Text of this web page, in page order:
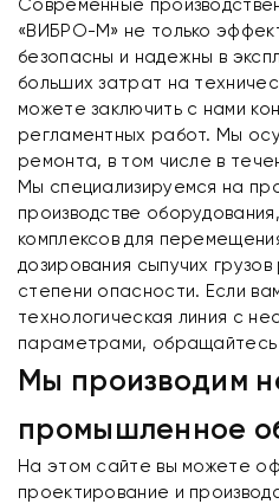
Современные
«ВИБРО-М» не только
безопасны и надежны в
больших затрат на
можете заключить с нами
регламентных работ. Мы
ремонта, в том числе в
Мы специализируемся на
производстве
комплексов для
дозирования сыпучих
степени опасности. Если
технологическая линия с
параметрами,
Мы производим
промышленное
На этом сайте вы можете
проектирование и